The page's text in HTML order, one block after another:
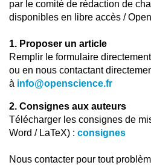
par le comité de rédaction de
disponibles en libre accès /
1. Proposer un article
Remplir le formulaire
ou en nous contactant
à info@openscience.fr
2. Consignes aux auteurs
Télécharger les consignes de
Word / LaTeX) : consignes
Nous contacter pour tout